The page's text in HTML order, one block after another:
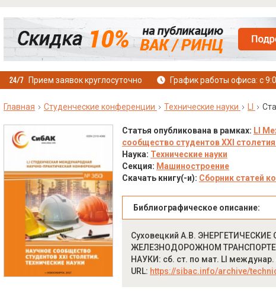
Прием заявок круглосуточно График работы офиса: с
Главная Студенческие конференции Технические науки
Статья опубликована в рамках: LI
сообщество студентов XXI
Наука: Технические науки
Секция: Машиностроение
Скачать книгу(-и): Сборник статей
Библиографическое описание:
Суховецкий А.В.
ЖЕЛЕЗНОДОРОЖНОМ ТРАНСПОРТЕ //
НАУКИ: сб. ст. по мат. LI
URL: https://sibac.info/archive/